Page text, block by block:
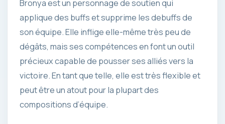
Bronya est un personnage de soutien qui
applique des buffs et supprime les debuffs de
son équipe. Elle inflige elle-même très peu de
dégâts, mais ses compétences en font un outil
précieux capable de pousser ses alliés vers la
victoire. En tant que telle, elle est très flexible et
peut être un atout pour la plupart des
compositions d’équipe.